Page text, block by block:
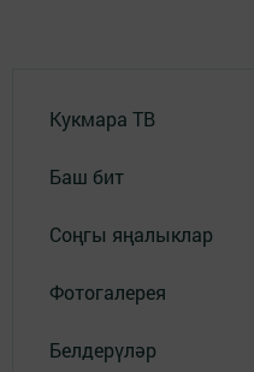
Кукмара ТВ
Баш бит
Соңгы яңалыклар
Фотогалерея
Белдерүләр